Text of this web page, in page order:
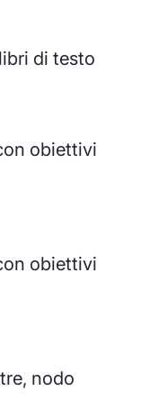
di testo
obiettivi
obiettivi
nodo